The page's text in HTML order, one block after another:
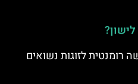
רומנטית לזוגות נשואים